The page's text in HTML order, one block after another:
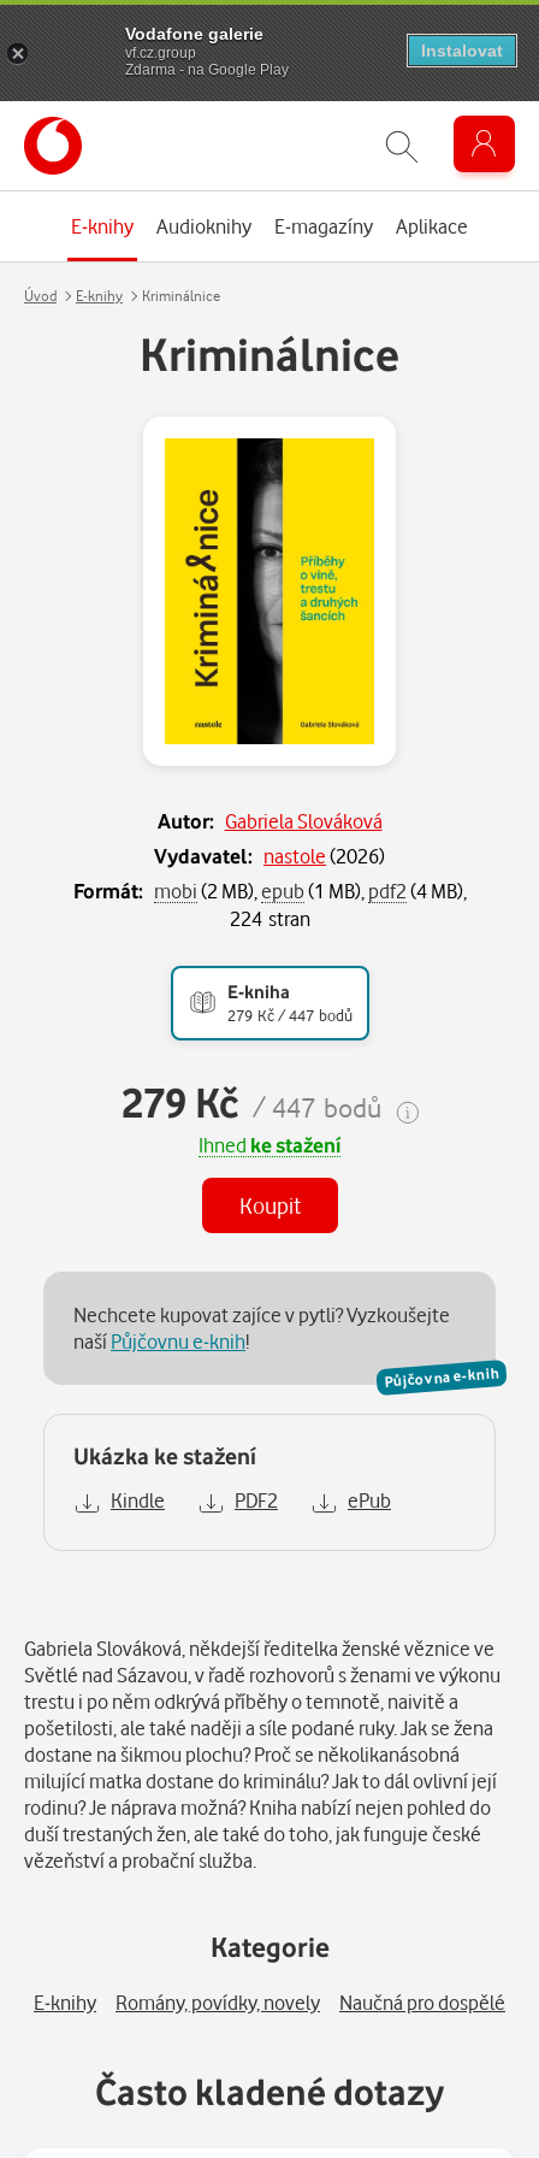
E-knihy Audioknihy E-magazíny Aplikace
Úvod E-knihy Kriminálnice
Kriminálnice
Autor: Gabriela Slováková
Vydavatel: nastole(2026)
Formát: mobi(2 MB),epub(1 MB),pdf2(4 MB),
224 stran
E-kniha
279 Kč / 447 bodů
279 Kč / 447 bodů
Ihned ke stažení
Koupit
Půjčovna e-knih
Nechcete kupovat zajíce v pytli? Vyzkoušejte
našíPůjčovnu e-knih!
Ukázka ke stažení
Kindle PDF2 ePub
Gabriela Slováková, někdejší ředitelka ženské věznice ve
Světlé nad Sázavou, v řadě rozhovorů s ženami ve výkonu
trestu i po něm odkrývá příběhy o temnotě, naivitě a
pošetilosti, ale také naději a síle podané ruky. Jak se žena
dostane na šikmou plochu? Proč se několikanásobná
milující matka dostane do kriminálu? Jak to dál ovlivní její
rodinu? Je náprava možná? Kniha nabízí nejen pohled do
duší trestaných žen, ale také do toho, jak funguje české
vězeňství a probační služba.
Kategorie
E-knihy Romány, povídky, novely Naučná pro dospělé
Často kladené dotazy
Vodafone galerie
vf.cz.group
Zdarma - na Google Play
Instalovat